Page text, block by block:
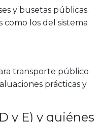
y busetas públicas.
los del sistema
transporte público
prácticas y
y E) y quiénes